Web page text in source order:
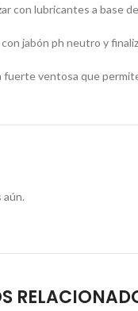
con lubricantes a base
con jabón ph neutro y
fuerte ventosa que
aún.